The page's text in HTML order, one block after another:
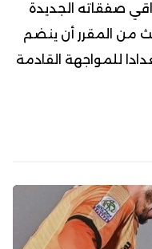
صفقاته الجديدة
من المقرر أن ينضم
للمواجهة القادمة